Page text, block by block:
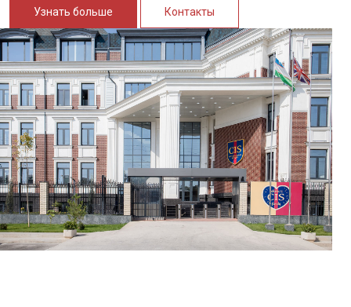
Узнать больше Контакты